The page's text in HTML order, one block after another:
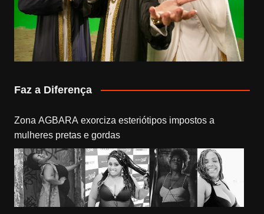
Faz a Diferença
Zona AGBARA exorciza esteriótipos impostos a
mulheres pretas e gordas